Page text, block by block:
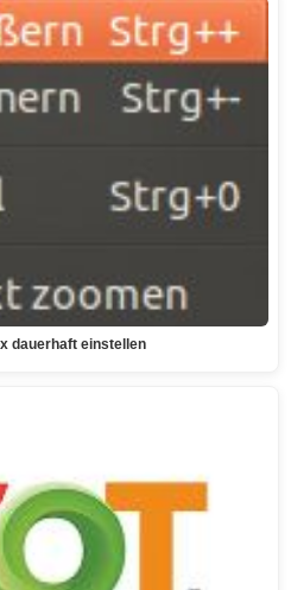
dauerhaft einstellen